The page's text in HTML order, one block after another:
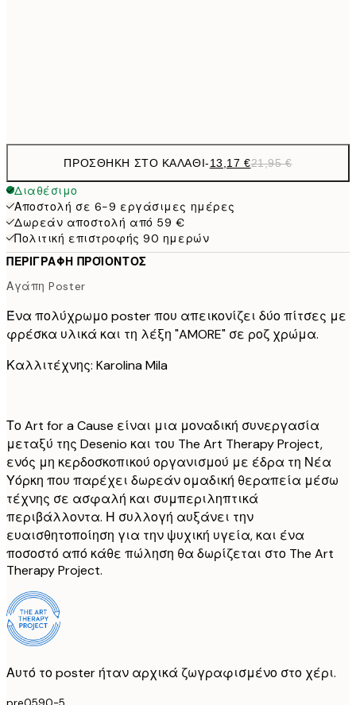
ΠΡΟΣΘΉΚΗ ΣΤΟ ΚΑΛΆΘΙ-13,17 €21,95 €
Διαθέσιμο
Αποστολή σε 6-9 εργάσιμες ημέρες
Δωρεάν αποστολή από 59 €
Πολιτική επιστροφής 90 ημερών
ΠΕΡΙΓΡΑΦΉ ΠΡΟΪΌΝΤΟΣ
Αγάπη Poster
Ένα πολύχρωμο poster που απεικονίζει δύο πίτσες με
φρέσκα υλικά και τη λέξη "AMORE" σε ροζ χρώμα.
Καλλιτέχνης: Karolina Mila
Το Art for a Cause είναι μια μοναδική συνεργασία
μεταξύ της Desenio και του The Art Therapy Project,
ενός μη κερδοσκοπικού οργανισμού με έδρα τη Νέα
Υόρκη που παρέχει δωρεάν ομαδική θεραπεία μέσω
τέχνης σε ασφαλή και συμπεριληπτικά
περιβάλλοντα. Η συλλογή αυξάνει την
ευαισθητοποίηση για την ψυχική υγεία, και ένα
ποσοστό από κάθε πώληση θα δωρίζεται στο The Art
Therapy Project.
Αυτό το poster ήταν αρχικά ζωγραφισμένο στο χέρι.